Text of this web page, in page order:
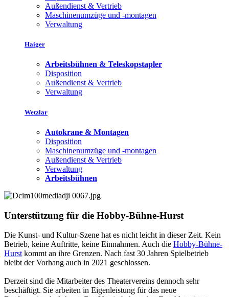
Außendienst & Vertrieb
Maschinenumzüge und -montagen
Verwaltung
Haiger
Arbeitsbühnen & Teleskopstapler
Disposition
Außendienst & Vertrieb
Verwaltung
Wetzlar
Autokrane & Montagen
Disposition
Maschinenumzüge und -montagen
Außendienst & Vertrieb
Verwaltung
Arbeitsbühnen
Unterstützung für die Hobby-Bühne-Hurst
Die Kunst- und Kultur-Szene hat es nicht leicht in dieser Zeit. Kein
Betrieb, keine Auftritte, keine Einnahmen. Auch die Hobby-Bühne-
Hurst kommt an ihre Grenzen. Nach fast 30 Jahren Spielbetrieb
bleibt der Vorhang auch in 2021 geschlossen.
Derzeit sind die Mitarbeiter des Theatervereins dennoch sehr
beschäftigt. Sie arbeiten in Eigenleistung für das neue